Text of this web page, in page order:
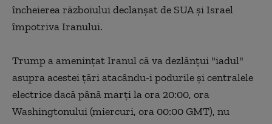
încheierea războiului declanşat de SUA şi Israel
împotriva Iranului.
Trump a ameninţat Iranul că va dezlănţui "iadul"
asupra acestei ţări atacându-i podurile şi centralele
electrice dacă până marţi la ora 20:00, ora
Washingtonului (miercuri, ora 00:00 GMT), nu